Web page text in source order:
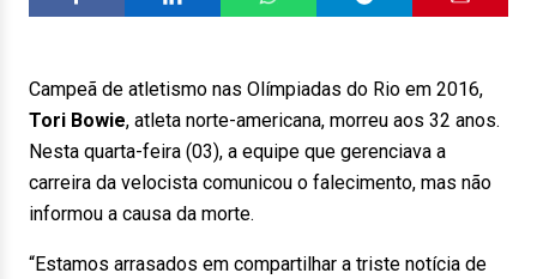
Campeã de atletismo nas Olímpiadas do Rio em 2016,
Tori Bowie, atleta norte-americana, morreu aos 32 anos.
Nesta quarta-feira (03), a equipe que gerenciava a
carreira da velocista comunicou o falecimento, mas não
informou a causa da morte.
“Estamos arrasados ​​em compartilhar a triste notícia de